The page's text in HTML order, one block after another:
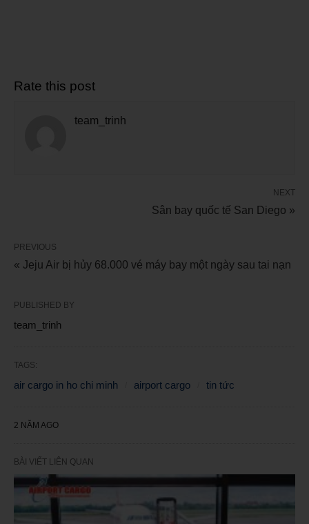
Rate this post
team_trinh
NEXT
Sân bay quốc tế San Diego »
PREVIOUS
« Jeju Air bị hủy 68.000 vé máy bay một ngày sau tai nạn
PUBLISHED BY
team_trinh
TAGS:
air cargo in ho chi minh airport cargo tin tức
2 NĂM AGO
BÀI VIẾT LIÊN QUAN